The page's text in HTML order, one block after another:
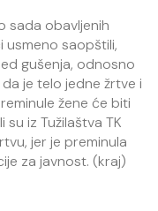
sada obavljenih
usmeno saopštili,
gušenja, odnosno
je telo jedne žrtve i
žene će biti
iz Tužilaštva TK
jer je preminula
za javnost. (kraj)